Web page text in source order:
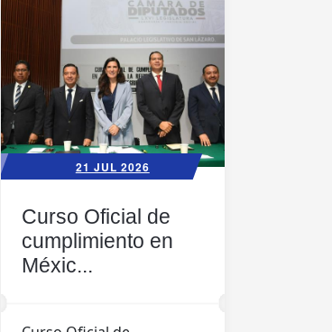
21 JUL 2026
Curso Oficial de
cumplimiento en
Méxic...